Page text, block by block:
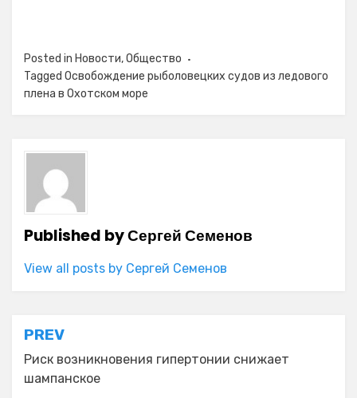
Posted in Новости,Общество
Tagged Освобождение рыболовецких судов из ледового
плена в Охотском море
Published byСергей Семенов
View all posts by Сергей Семенов
Навигация
по
записям
PREV
Риск возникновения гипертонии снижает
шампанское